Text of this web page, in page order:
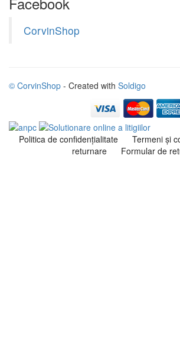
CorvinShop
© CorvinShop - Created with Soldigo
Politica de confidenţialitate Termeni şi
returnare
Formular de